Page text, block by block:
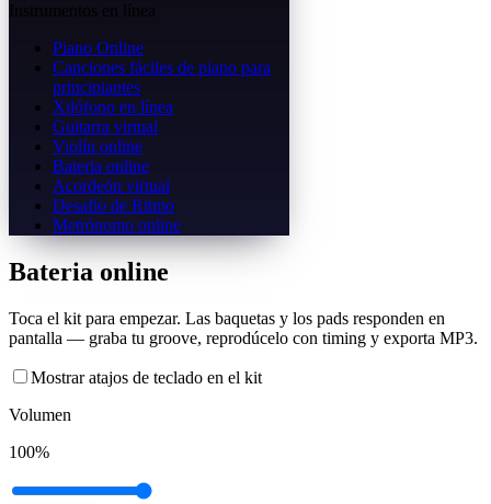
Instrumentos en línea
Piano Online
Canciones fáciles de piano para
principiantes
Xilófono en línea
Guitarra virtual
Violín online
Bateria online
Acordeón virtual
Desafío de Ritmo
Metrónomo online
Bateria online
Toca el kit para empezar. Las baquetas y los pads responden en
pantalla — graba tu groove, reprodúcelo con timing y exporta MP3.
Mostrar atajos de teclado en el kit
Volumen
100%